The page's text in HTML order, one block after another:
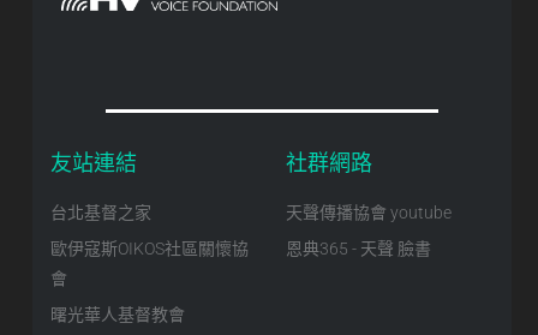
友站連結
台北基督之家
歐伊寇斯OIKOS社區關懷協
會
曙光華人基督教會
社群網路
天聲傳播協會 youtube
恩典365 - 天聲 臉書